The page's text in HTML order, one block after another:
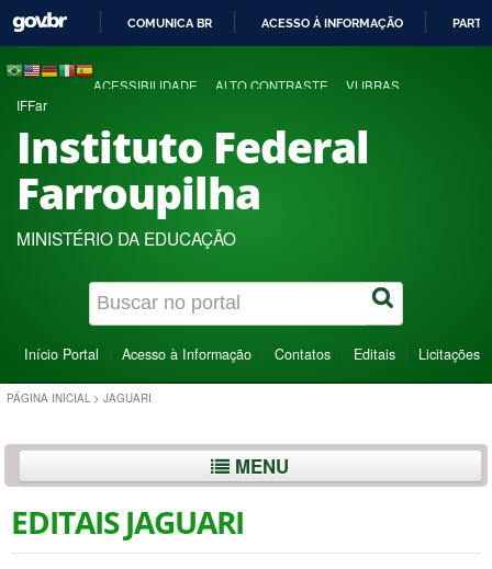
COMUNICA BR ACESSO À INFORMAÇÃO
ACESSIBILIDADE ALTO CONTRASTE VLIBRAS
IFFar
Instituto Federal
Farroupilha
MINISTÉRIO DA EDUCAÇÃO
Início Portal Acesso à Informação Contatos Editais Licitações
PÁGINA INICIAL > JAGUARI
MENU
EDITAIS JAGUARI